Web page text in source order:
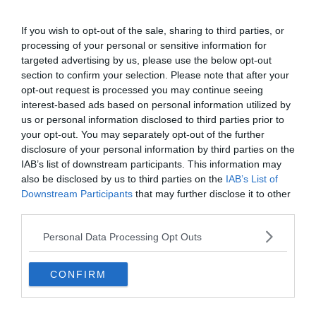
If you wish to opt-out of the sale, sharing to third parties, or
processing of your personal or sensitive information for
targeted advertising by us, please use the below opt-out
section to confirm your selection. Please note that after your
opt-out request is processed you may continue seeing
interest-based ads based on personal information utilized by
us or personal information disclosed to third parties prior to
your opt-out. You may separately opt-out of the further
disclosure of your personal information by third parties on the
IAB’s list of downstream participants. This information may
also be disclosed by us to third parties on the IAB’s List of
Downstream Participants that may further disclose it to other
Personal Data Processing Opt Outs
CONFIRM
Shutterstock – Erik AJV
Ces destinations s’adressent à ceux qui veulent le
silence, l’espace et les paysages, pas les bars de
voyage.Le solo en pleine nature n’est pas seulement
possible : c’est souvent le format idéal pour un road trip,
parce qu’on avance à son propre rythme sans
compromis.
En Norvège, les fjords du Geirangerfjord et du Nærøyfjord,
les îles Lofoten et les sentiers comme Preikestolen ou